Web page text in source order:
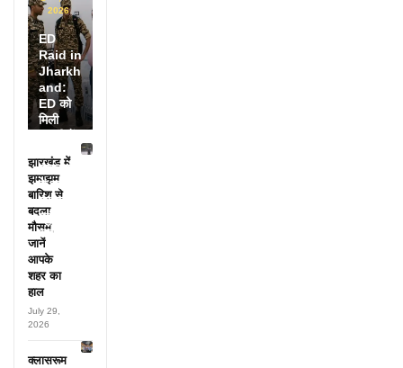
2026
ED
Raid in
Jharkh
and:
ED को
मिली
अफसरों
के नाम,
हर महीने
पहुंचते थे
लाखों!
झारखंड में
झमाझम
बारिश से
बदला
मौसम,
जानें
आपके
शहर का
हाल
July 29,
2026
क्लासरूम